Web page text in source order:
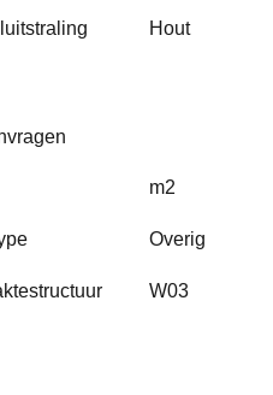
Hout
m2
Overig
W03